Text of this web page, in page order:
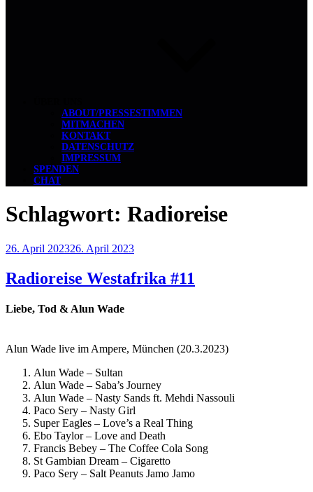
ABOUT/PRESSESTIMMEN
MITMACHEN
KONTAKT
DATENSCHUTZ
IMPRESSUM
SPENDEN
CHAT
Schlagwort: Radioreise
Veröffentlicht
26. April 202326. April 2023
Radioreise Westafrika #11
Liebe, Tod & Alun Wade
Alun Wade live im Ampere, München (20.3.2023)
Alun Wade – Sultan
Alun Wade – Saba’s Journey
Alun Wade – Nasty Sands ft. Mehdi Nassouli
Paco Sery – Nasty Girl
Super Eagles – Love’s a Real Thing
Ebo Taylor – Love and Death
Francis Bebey – The Coffee Cola Song
St Gambian Dream – Cigaretto
Paco Sery – Salt Peanuts Jamo Jamo